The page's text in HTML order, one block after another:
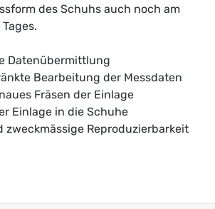
des Schuhs auch noch am
Datenübermittlung
Bearbeitung der Messdaten
Fräsen der Einlage
Einlage in die Schuhe
zweckmässige Reproduzierbarkeit